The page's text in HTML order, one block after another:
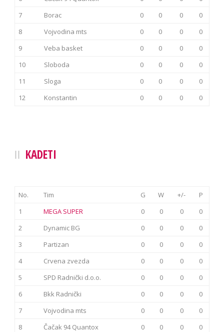
7
Borac 0 0 0
0
8
Vojvodina mts 0 0 0
0
9
Veba basket 0 0 0
0
10
Sloboda 0 0 0
0
11
Sloga 0 0 0
0
12
Konstantin 0 0 0 0
KADETI
No. Tim G W +/-
P
1
MEGA SUPER 0 0 0
0
2
Dynamic BG 0 0 0
0
3
Partizan 0 0 0
0
4
Crvena zvezda 0 0 0
0
5
SPD Radnički d.o.o. 0 0 0
0
6
Bkk Radnički 0 0 0
0
7
Vojvodina mts 0 0 0
0
8
Čačak 94 Quantox 0 0 0
0